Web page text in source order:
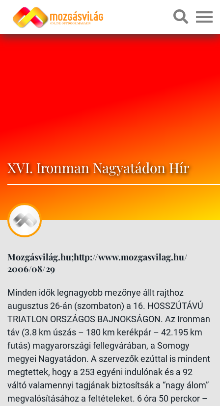
XVI. Ironman Nagyatádon Hír
Mozgásvilág.hu;http://www.mozgasvilag.hu/
2006/08/29
Minden idők legnagyobb mezőnye állt rajthoz
augusztus 26-án (szombaton) a 16. HOSSZÚTÁVÚ
TRIATLON ORSZÁGOS BAJNOKSÁGON. Az Ironman
táv (3.8 km úszás – 180 km kerékpár – 42.195 km
futás) magyarországi fellegvárában, a Somogy
megyei Nagyatádon. A szervezők ezúttal is mindent
megtettek, hogy a 253 egyéni indulónak és a 92
váltó valamennyi tagjának biztosítsák a “nagy álom”
megvalósításához a feltételeket. 6 óra 50 perckor –